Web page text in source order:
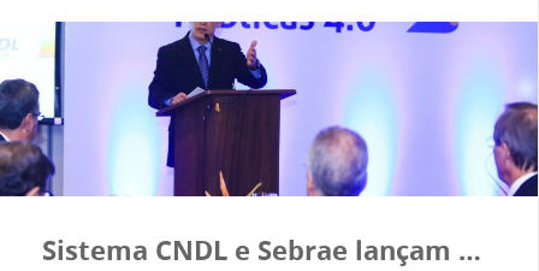
Sistema CNDL e Sebrae lançam plataforma inovadora para o varejo